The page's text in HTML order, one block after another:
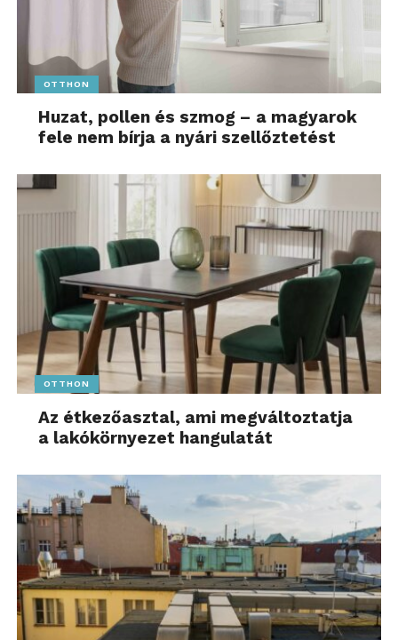
OTTHON
Huzat, pollen és szmog – a magyarok
fele nem bírja a nyári szellőztetést
OTTHON
Az étkezőasztal, ami megváltoztatja
a lakókörnyezet hangulatát